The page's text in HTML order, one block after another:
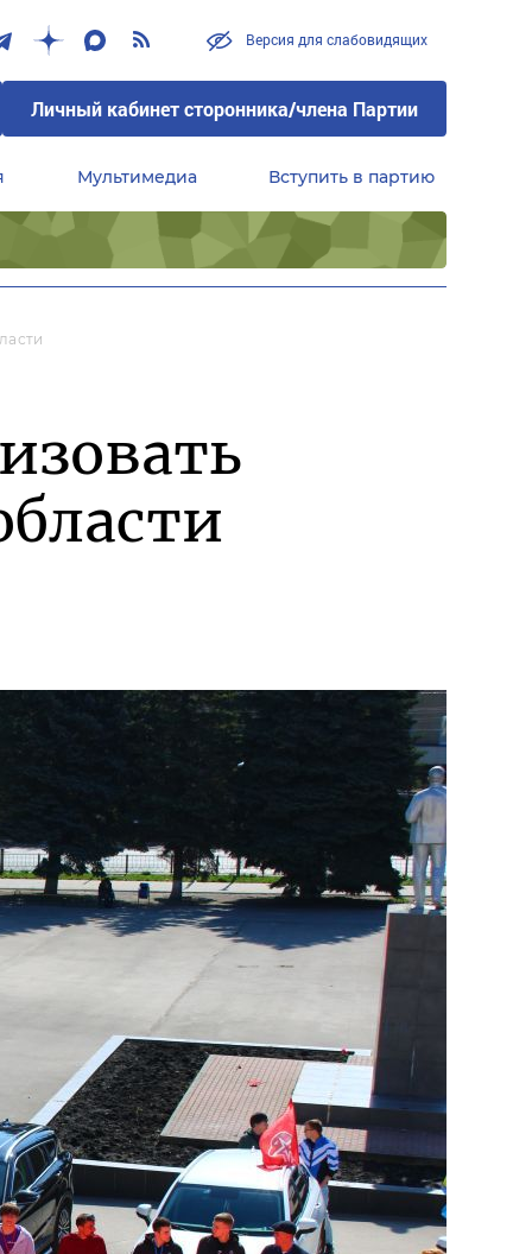
Версия для слабовидящих
Личный кабинет сторонника/члена Партии
Мультимедиа Вступить в партию